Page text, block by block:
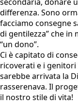
differenza. Sono
facciamo consegne
di gentilezza” che in
“un dono”.
Ci è capitato di
ricoverati e i
sarebbe arrivata la
rasserenava. Il
il nostro stile di vita!